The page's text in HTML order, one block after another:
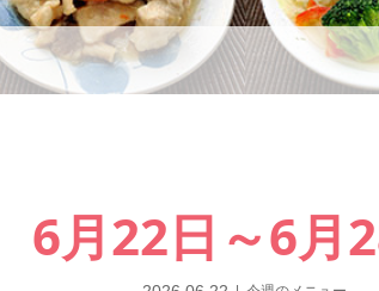
6月22日～6月